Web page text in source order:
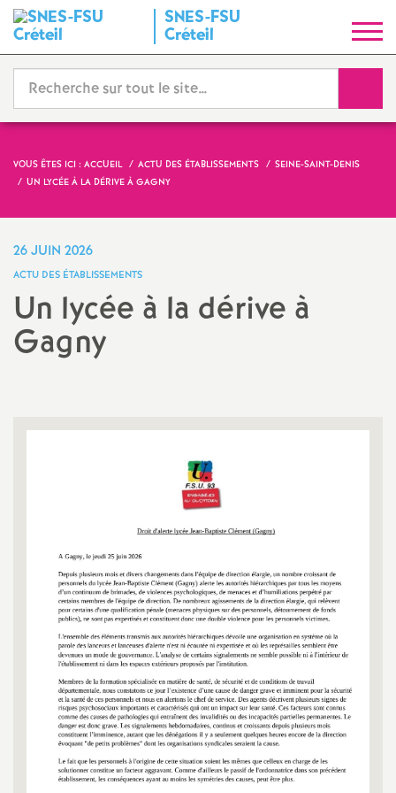
SNES-FSU
Créteil
y
n
d
i
a
a
o
n
a
l
d
VOUS ÊTES ICI : ACCUEIL ACTU DES ÉTABLISSEMENTS
SEINE-SAINT-DENIS
UN LYCÉE À LA DÉRIVE À GAGNY
26 JUIN 2026
ACTU DES ÉTABLISSEMENTS
Un lycée à la dérive à
Gagny